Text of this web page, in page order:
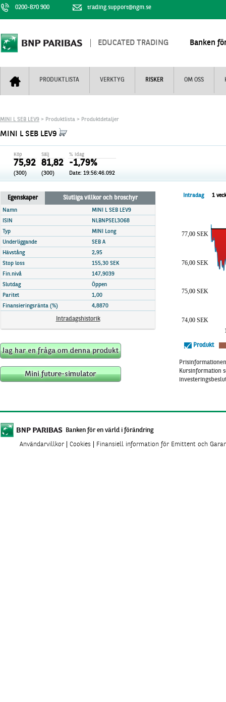
0200-870 900 trading.support@ngm.se
EDUCATED TRADING Banken
PRODUKTLISTA VERKTYG RISKER OM OSS
Mini Futures
Unlimited Turbos
Nya produkter
Stoppade & förfallna produkter
Utsålda produkter
Nyhestbrev+
Realtidskurser
Knock-plocken
Kunskapscentra+
Hur handlar jag
Marknadsöversikt
Finansiell information
MINI L SEB LEV9 > Produktlista > Produktdetaljer
MINI L SEB LEV9
Köp
75,92
(300)
Sälj
81,82
(300)
% idag
-1,79%
Date: 19:56:46.092
Egenskaper Slutliga villkor och broschyr
Namn
MINI L SEB LEV9
ISIN
NLBNPSEL3O68
Typ
MINI Long
Underliggande
SEB A
Hävstång
2,95
Stop loss
155,30 SEK
Fin.nivå
147,9039
Slutdag
Öppen
Paritet
1,00
Finansieringsränta (%)
4,8870
Intradagshistorik
Intradag 1
74,00 SEK
75,00 SEK
76,00 SEK
77,00 SEK
Produkt
Kursinformation
Banken för en värld i förändring
Användarvillkor Cookies Finansiell information för Emittent och